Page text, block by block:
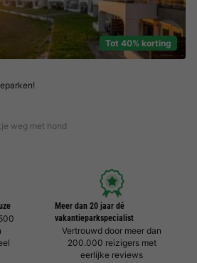
weg met hond
Tot 40% korting
Meer dan 20 jaar dé
vakantieparkspecialist
Vertrouwd door meer dan
200.000 reizigers met
eerlijke reviews